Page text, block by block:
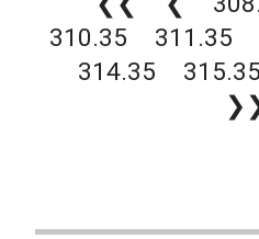
310.35
311.35
314.35
315.35